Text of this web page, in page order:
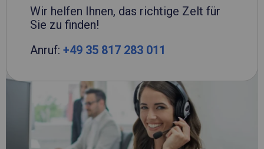
Wir helfen Ihnen, das richtige Zelt für
Sie zu finden!
Anruf: +49 35 817 283 011